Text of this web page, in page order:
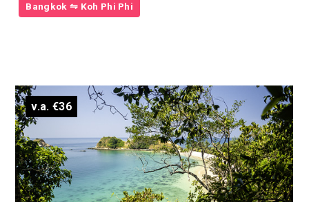
Bangkok ⇋ Koh Phi Phi
v.a. €36